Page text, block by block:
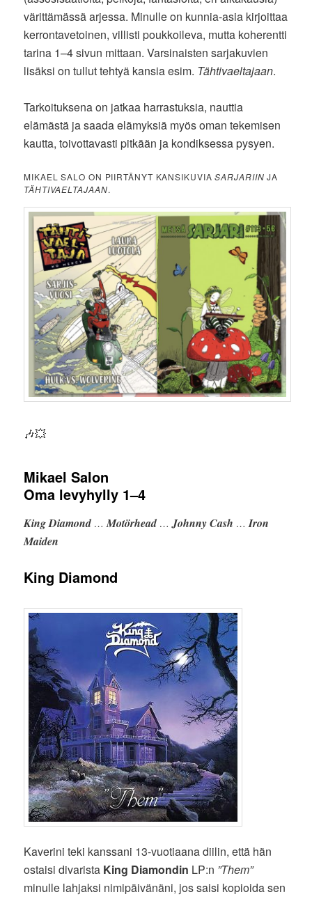
värittämässä arjessa. Minulle on kunnia-asia kirjoittaa
kerrontavetoinen, villisti poukkoileva, mutta koherentti
tarina 1–4 sivun mittaan. Varsinaisten sarjakuvien
lisäksi on tullut tehtyä kansia esim. Tähtivaeltajaan.
Tarkoituksena on jatkaa harrastuksia, nauttia
elämästä ja saada elämyksiä myös oman tekemisen
kautta, toivottavasti pitkään ja kondiksessa pysyen.
MIKAEL SALO ON PIIRTÄNYT KANSIKUVIASARJARIIN JA
TÄHTIVAELTAJAAN.
🎶💥
Mikael Salon
Oma levyhylly 1–4
King Diamond…Motörhead… Johnny Cash …Iron
Maiden
King Diamond
Kaverini teki kanssani 13-vuotiaana diilin, että hän
ostaisi divarista King Diamondin LP:n ”Them”
minulle lahjaksi nimipäivänäni, jos saisi kopioida sen